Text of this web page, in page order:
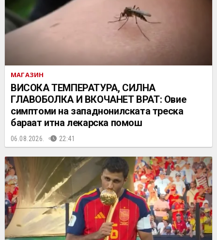
МАГАЗИН
ВИСОКА ТЕМПЕРАТУРА, СИЛНА
ГЛАВОБОЛКА И ВКОЧАНЕТ ВРАТ: Овие
симптоми на западнонилската треска
бараат итна лекарска помош
06.08.2026. 22:41